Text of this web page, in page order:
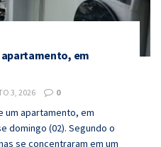
em
3, 2026 0
um apartamento, em
domingo (02). Segundo o
se concentraram em um